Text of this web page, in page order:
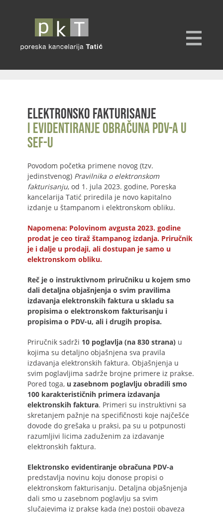
Elektronsko fakturisanje
i evidentiranje obračuna PDV-a u
SEF-u
Povodom početka primene novog (tzv.
jedinstvenog) Pravilnika o elektronskom
fakturisanju, od 1. jula 2023. godine, Poreska
kancelarija Tatić priredila je novo kapitalno
izdanje u štampanom i elektronskom obliku.
Napomena: Polovinom avgusta 2023. godine
prodat je ceo tiraž štampanog izdanja. Priručnik
je i dalje u prodaji, ali dostupan je samo u
elektronskom obliku.
Reč je o instruktivnom priručniku u kojem smo
dali detaljna objašnjenja o svim pravilima
izdavanja elektronskih faktura u skladu sa
propisima o elektronskom fakturisanju i
propisima o PDV-u, ali i drugih propisa.
Priručnik sadrži 10 poglavlja (na 830 strana) u
kojima su detaljno objašnjena sva pravila
izdavanja elektronskih faktura. Objašnjenja u
svim poglavljima sadrže brojne primere iz prakse.
Pored toga, u zasebnom poglavlju obradili smo
100 karakterističnih primera izdavanja
elektronskih faktura. Primeri su instruktivni sa
skretanjem pažnje na specifičnosti koje najčešće
dovode do grešaka u praksi, pa su u potpunosti
razumljivi licima zaduženim za izdavanje
elektronskih faktura.
Elektronsko evidentiranje obračuna PDV-a
predstavlja novinu koju donose propisi o
elektronskom fakturisanju. Detaljna objašnjenja
dali smo u zasebnom poglavlju sa svim
slučajevima iz prakse kada (ne) postoji obaveza